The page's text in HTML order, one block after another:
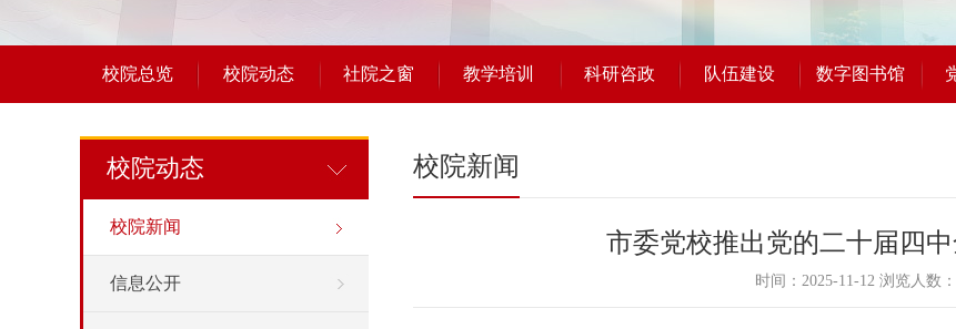
校院总览 校院动态 社院之窗 教学培训 科研咨政 队伍建设 数字图书馆
校院动态
校院新闻
信息公开
校院新闻
市委党校推出党的二十届四
时间：2025-11-12 浏览人数：